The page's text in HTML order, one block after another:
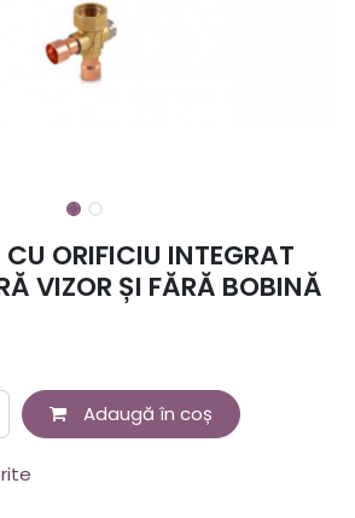
ORIFICIU INTEGRAT
VIZOR ȘI FĂRĂ BOBINĂ
Adaugă în coș